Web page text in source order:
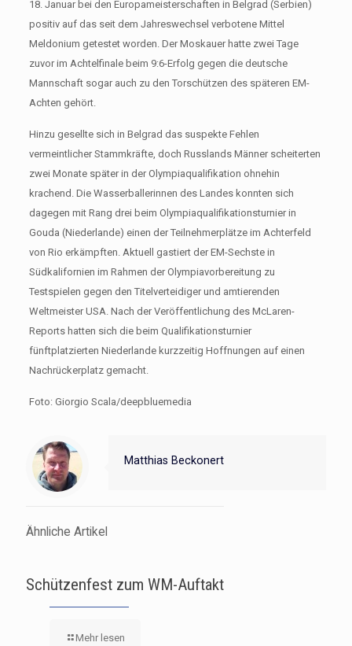
18. Januar bei den Europameisterschaften in Belgrad (Serbien)
positiv auf das seit dem Jahreswechsel verbotene Mittel
Meldonium getestet worden. Der Moskauer hatte zwei Tage
zuvor im Achtelfinale beim 9:6-Erfolg gegen die deutsche
Mannschaft sogar auch zu den Torschützen des späteren EM-
Achten gehört.
Hinzu gesellte sich in Belgrad das suspekte Fehlen
vermeintlicher Stammkräfte, doch Russlands Männer scheiterten
zwei Monate später in der Olympiaqualifikation ohnehin
krachend. Die Wasserballerinnen des Landes konnten sich
dagegen mit Rang drei beim Olympiaqualifikationsturnier in
Gouda (Niederlande) einen der Teilnehmerplätze im Achterfeld
von Rio erkämpften. Aktuell gastiert der EM-Sechste in
Südkalifornien im Rahmen der Olympiavorbereitung zu
Testspielen gegen den Titelverteidiger und amtierenden
Weltmeister USA. Nach der Veröffentlichung des McLaren-
Reports hatten sich die beim Qualifikationsturnier
fünftplatzierten Niederlande kurzzeitig Hoffnungen auf einen
Nachrückerplatz gemacht.
Foto: Giorgio Scala/deepbluemedia
Matthias Beckonert
Ähnliche Artikel
Schützenfest zum WM-Auftakt
Mehr lesen